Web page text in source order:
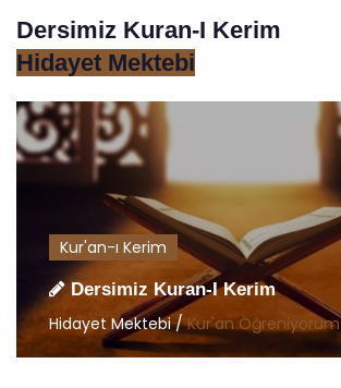
Dersimiz Kuran-I Kerim
Hidayet Mektebi
Kur'an-ı Kerim
Dersimiz Kuran-I Kerim
Hidayet Mektebi /Kur'an Öğreniyorum